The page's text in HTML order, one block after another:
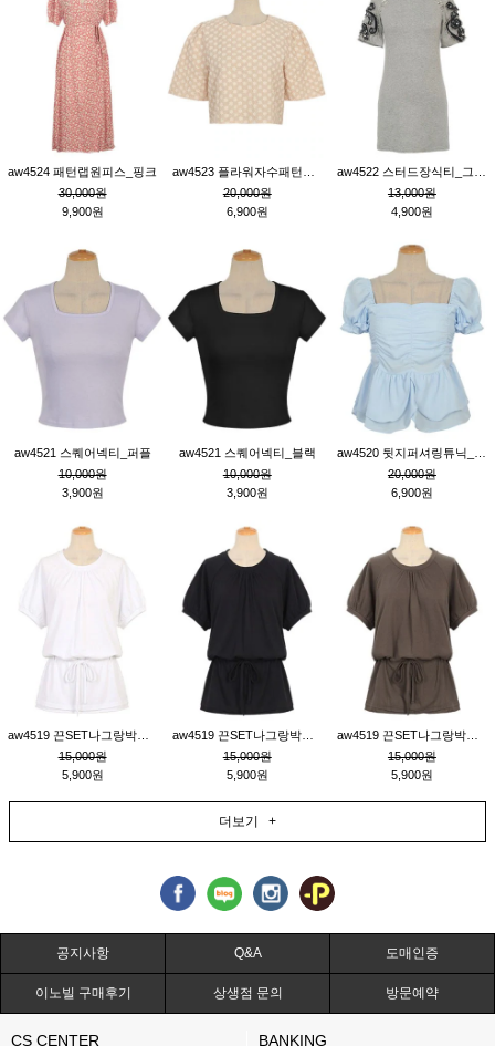
aw4524 패턴랩원피스_핑크
30,000원
9,900원
20,000원
6,900원
13,000원
4,900원
aw4521 스퀘어넥티_퍼플
10,000원
3,900원
aw4521 스퀘어넥티_블랙
10,000원
3,900원
20,000원
6,900원
15,000원
5,900원
15,000원
5,900원
15,000원
5,900원
더보기 +
공지사항 Q&A 도매인증
이노빌 구매후기 상생점 문의 방문예약
CS CENTER BANKING